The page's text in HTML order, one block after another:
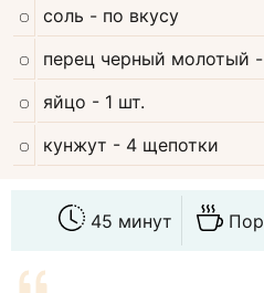
соль - по вкусу
перец черный молотый
яйцо - 1 шт.
кунжут - 4 щепотки
45 минут